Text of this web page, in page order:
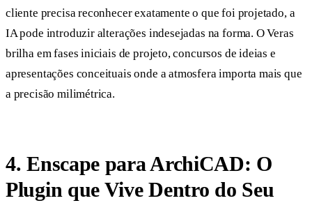
cliente precisa reconhecer exatamente o que foi projetado, a
IA pode introduzir alterações indesejadas na forma. O Veras
brilha em fases iniciais de projeto, concursos de ideias e
apresentações conceituais onde a atmosfera importa mais que
a precisão milimétrica.
4. Enscape para ArchiCAD: O
Plugin que Vive Dentro do Seu